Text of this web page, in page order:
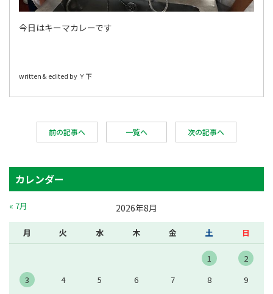
今日はキーマカレーです
written & edited by Ｙ下
前の記事へ 一覧へ 次の記事へ
カレンダー
2026年8月
月 火 水 木 金 土 日
1
2
3
4 5 6 7 8
9
« 7月